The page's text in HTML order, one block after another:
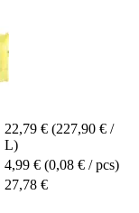
22,79 € (227,90 € /
L)
4,99 € (0,08 € / pcs)
27,78 €